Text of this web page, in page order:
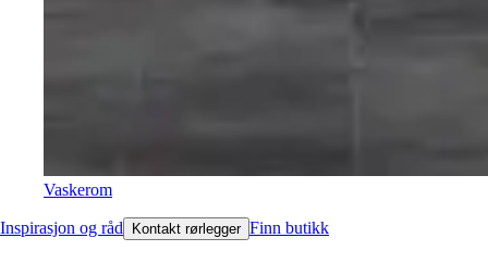
Vaskerom
Inspirasjon og råd Kontakt rørlegger Finn butikk